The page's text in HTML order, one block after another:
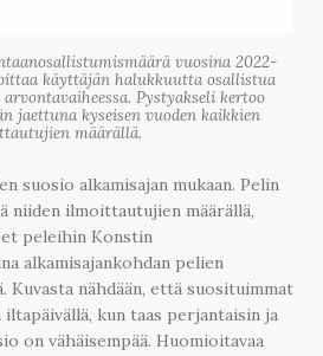
vuosina 2022-
käyttäjän halukkuutta osallistua
Pystyakseli kertoo
jaettuna kyseisen vuoden kaikkien
määrällä.
suosio alkamisajan mukaan. Pelin
niiden ilmoittautujien määrällä,
peleihin Konstin
alkamisajankohdan pelien
Kuvasta nähdään, että suosituimmat
kun taas perjantaisin ja
on vähäisempää. Huomioitavaa